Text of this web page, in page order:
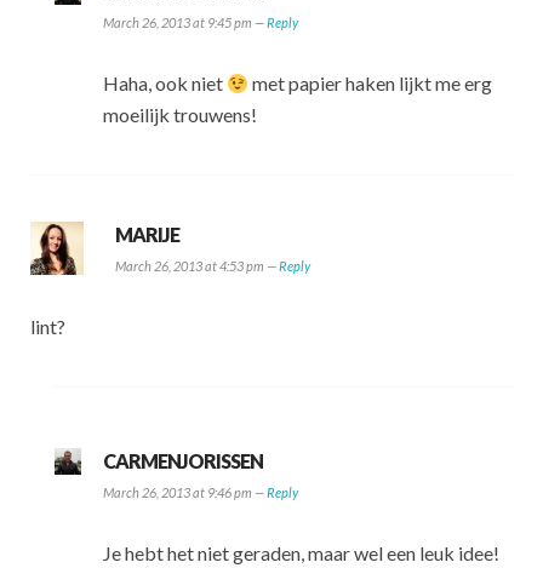
March 26, 2013 at 9:45 pm —Reply
Haha, ook niet
met papier haken lijkt me erg
moeilijk trouwens!
MARIJE
March 26, 2013 at 4:53 pm —Reply
lint?
CARMENJORISSEN
March 26, 2013 at 9:46 pm —Reply
Je hebt het niet geraden, maar wel een leuk idee!